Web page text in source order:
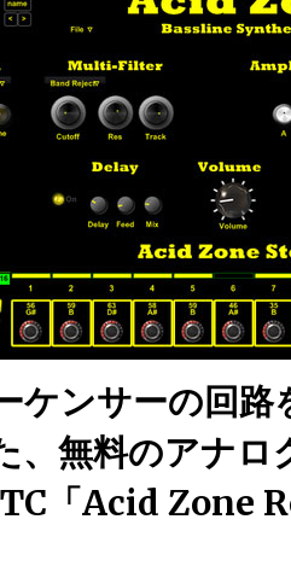
ケンサーの回
、無料のアナ
「Acid Zone